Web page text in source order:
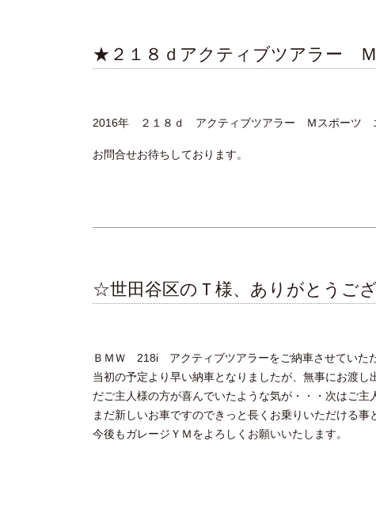
★２１８ｄアクティブツアラー
2016年 ２１８ｄ アクティブツアラー Ｍスポーツ
お問合せお待ちしております。
☆世田谷区のＴ様、ありがとうご
ＢＭＷ 218i アクティブツアラーをご納車させていただ
当初の予定より早い納車となりましたが、無事にお渡
だご主人様の方が喜んでいたような気が・・・次はご主
まだ新しいお車ですのできっと長くお乗りいただける
今後もガレージＹＭをよろしくお願いいたします。